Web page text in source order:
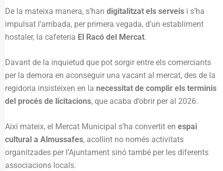
De la mateixa manera, s’han digitalitzat els serveis i s’ha
impulsat l’arribada, per primera vegada, d’un establiment
hostaler, la cafeteria El Racó del Mercat.
Davant de la inquietud que pot sorgir entre els comerciants
per la demora en aconseguir una vacant al mercat, des de la
regidoria insisteixen en la necessitat de complir els terminis
del procés de licitacions, que acaba d’obrir per al 2026.
Així mateix, el Mercat Municipal s’ha convertit en espai
cultural a Almussafes, acollint no només activitats
organitzades per l’Ajuntament sinó també per les diferents
associacions locals.